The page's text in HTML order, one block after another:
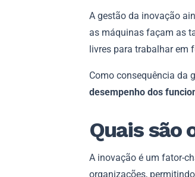
A gestão da inovação
as máquinas façam as
livres para trabalhar em
Como consequência da
desempenho dos
Quais são
A inovação é um fator-
organizações,